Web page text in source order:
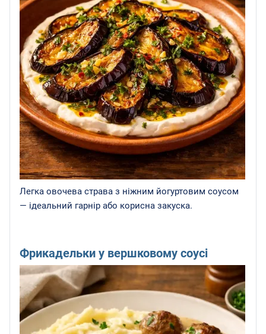
Легка овочева страва з ніжним йогуртовим соусом
— ідеальний гарнір або корисна закуска.
Фрикадельки у вершковому соусі